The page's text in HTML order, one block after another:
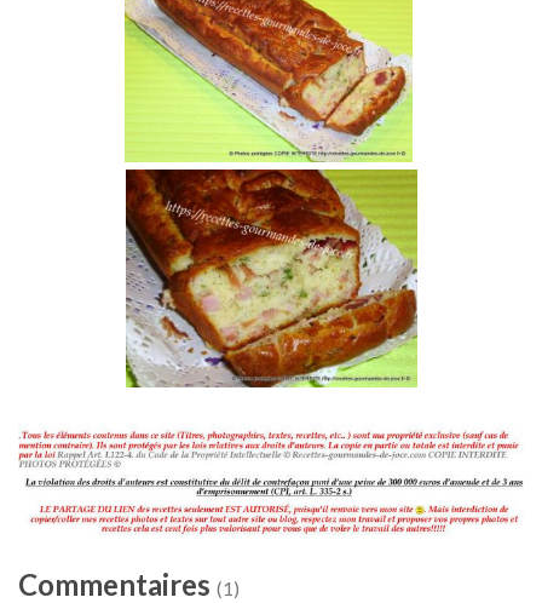
Commentaires (1)